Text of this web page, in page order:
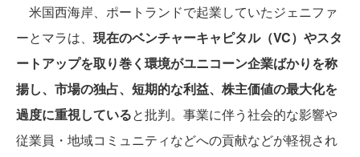
米国西海岸、ポートランドで起業していたジェニファ
ーとマラは、 現在のベンチャーキャピタル（VC）やスタ
ートアップを取り巻く環境がユニコーン企業ばかりを称
揚し、市場の独占、短期的な利益、株主価値の最大化を
過度に重視していると批判。事業に伴う社会的な影響や
従業員・地域コミュニティなどへの貢献などが軽視され